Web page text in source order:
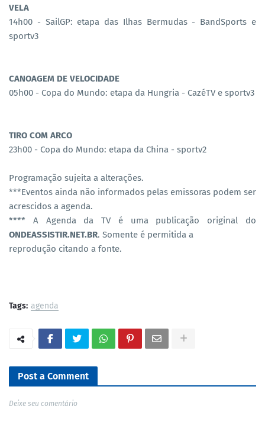
VELA
14h00 - SailGP: etapa das Ilhas Bermudas - BandSports e
sportv3
CANOAGEM DE VELOCIDADE
05h00 - Copa do Mundo: etapa da Hungria - CazéTV e sportv3
TIRO COM ARCO
23h00 - Copa do Mundo: etapa da China - sportv2
Programação sujeita a alterações.
***Eventos ainda não informados pelas emissoras podem ser
acrescidos a agenda.
**** A Agenda da TV é uma publicação original do
ONDEASSISTIR.NET.BR. Somente é permitida a
reprodução citando a fonte.
Tags: agenda
Post a Comment
Deixe seu comentário